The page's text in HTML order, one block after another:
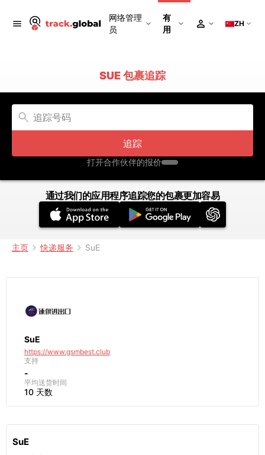
网络管理
员
有
用
ZH
SUE 包裹追踪
追踪
打开合作伙伴的报价
通过我们的应用程序追踪您的包裹更加容易
主页 快递服务 SuE
SuE
https://www.gsmbest.club
支持
-
平均送货时间
10 天数
SuE